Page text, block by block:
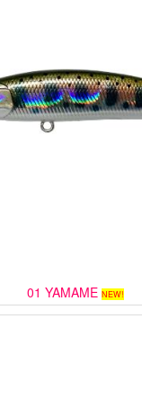
01 YAMAME NEW!